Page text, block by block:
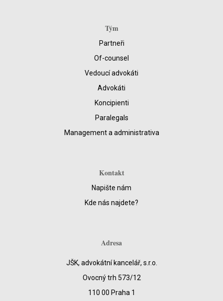
Tým
Partneři
Of-counsel
Vedoucí advokáti
Advokáti
Koncipienti
Paralegals
Management a administrativa
Kontakt
Napište nám
Kde nás najdete?
Adresa
JŠK, advokátní kancelář, s.r.o.
Ovocný trh 573/12
110 00 Praha 1